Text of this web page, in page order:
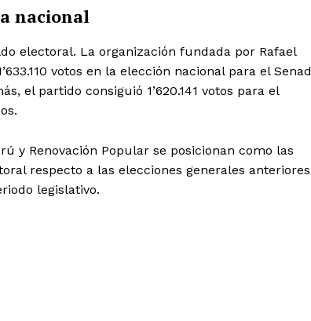
Nosotros
Contacto
Prensa
nacional
electoral. La organización fundada por Rafael
votos en la elección nacional para el
el partido consiguió 1’620.141 votos para el
y Renovación Popular se posicionan como las
respecto a las elecciones generales
legislativo.